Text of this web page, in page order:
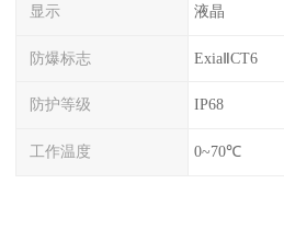
显示 液晶
防爆标志 ExiaⅡCT6
防护等级 IP68
工作温度 0~70℃